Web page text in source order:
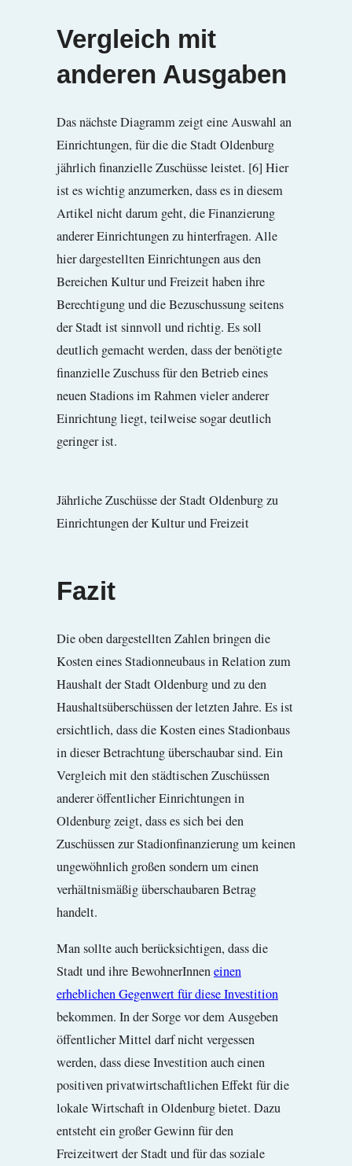
Vergleich mit
anderen Ausgaben
Das nächste Diagramm zeigt eine Auswahl an
Einrichtungen, für die die Stadt Oldenburg
jährlich finanzielle Zuschüsse leistet. [6] Hier
ist es wichtig anzumerken, dass es in diesem
Artikel nicht darum geht, die Finanzierung
anderer Einrichtungen zu hinterfragen. Alle
hier dargestellten Einrichtungen aus den
Bereichen Kultur und Freizeit haben ihre
Berechtigung und die Bezuschussung seitens
der Stadt ist sinnvoll und richtig. Es soll
deutlich gemacht werden, dass der benötigte
finanzielle Zuschuss für den Betrieb eines
neuen Stadions im Rahmen vieler anderer
Einrichtung liegt, teilweise sogar deutlich
geringer ist.
Jährliche Zuschüsse der Stadt Oldenburg zu
Einrichtungen der Kultur und Freizeit
Fazit
Die oben dargestellten Zahlen bringen die
Kosten eines Stadionneubaus in Relation zum
Haushalt der Stadt Oldenburg und zu den
Haushaltsüberschüssen der letzten Jahre. Es ist
ersichtlich, dass die Kosten eines Stadionbaus
in dieser Betrachtung überschaubar sind. Ein
Vergleich mit den städtischen Zuschüssen
anderer öffentlicher Einrichtungen in
Oldenburg zeigt, dass es sich bei den
Zuschüssen zur Stadionfinanzierung um keinen
ungewöhnlich großen sondern um einen
verhältnismäßig überschaubaren Betrag
handelt.
Man sollte auch berücksichtigen, dass die
Stadt und ihre BewohnerInneneinen
erheblichen Gegenwert für diese Investition
bekommen. In der Sorge vor dem Ausgeben
öffentlicher Mittel darf nicht vergessen
werden, dass diese Investition auch einen
positiven privatwirtschaftlichen Effekt für die
lokale Wirtschaft in Oldenburg bietet. Dazu
entsteht ein großer Gewinn für den
Freizeitwert der Stadt und für das soziale